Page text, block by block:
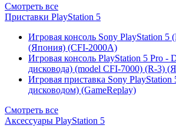
Смотреть все
Приставки PlayStation 5
Игровая консоль Sony PlayStation 5
(Япония) (CFI-2000A)
Игровая консоль PlayStation 5 Pro -
дисковода) (model CFI-7000) (R-3)
Игровая приставка Sony PlayStation
дисководом) (GameReplay)
Смотреть все
Аксессуары PlayStation 5